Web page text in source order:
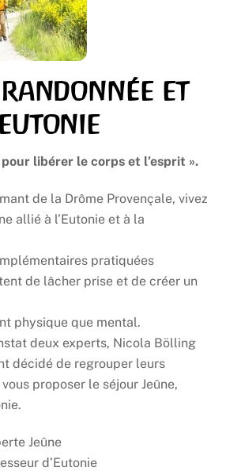
randonnée et
eutonie
pour libérer le corps et l’esprit ».
de la Drôme Provençale, vivez
allié à l’Eutonie et à la
pratiquées
de lâcher prise et de créer un
physique que mental.
deux experts, Nicola Bölling
décidé de regrouper leurs
proposer le séjour Jeûne,
Jeûne
d’Eutonie